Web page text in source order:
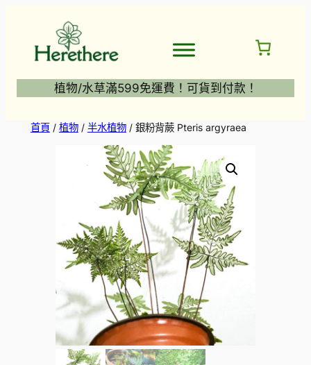
植物/水草滿599免運費！可貨到付款！
首頁/ 植物/ 半水植物/ 銀粉背蕨 Pteris argyraea